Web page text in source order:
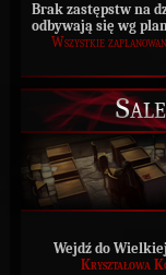
Brak zastępstw na
odbywają się wg
Wszystkie
Sale
Wejdź do
Kryształowa